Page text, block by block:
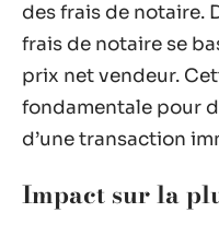
des frais de notaire.
frais de notaire se
prix net vendeur.
fondamentale pour
d’une transaction
Impact sur la